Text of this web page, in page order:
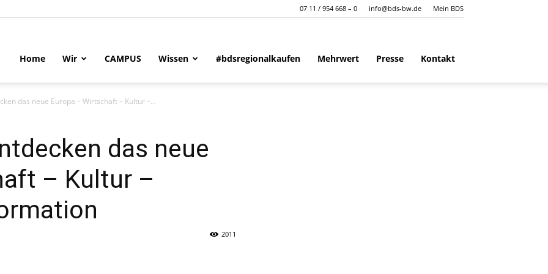
07 11 / 954 668 – 0 info@bds-bw.de Mein BDS
Home Wir CAMPUS Wissen #bdsregionalkaufen Mehrwert Presse Kontakt
das neue Europa – Wirtschaft – Kultur –...
das neue
– Kultur –
2011